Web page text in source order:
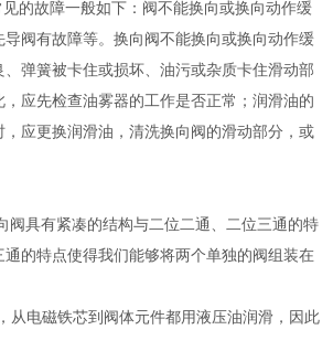
的故障一般如下：阀不能换向或换向动作缓
阀有故障等。换向阀不能换向或换向动作缓
弹簧被卡住或损坏、油污或杂质卡住滑动部
应先检查油雾器的工作是否正常；润滑油的
应更换润滑油，清洗换向阀的滑动部分，或
阀具有紧凑的结构与二位二通、二位三通的特
通的特点使得我们能够将两个单独的阀组装在
从电磁铁芯到阀体元件都用液压油润滑，因此